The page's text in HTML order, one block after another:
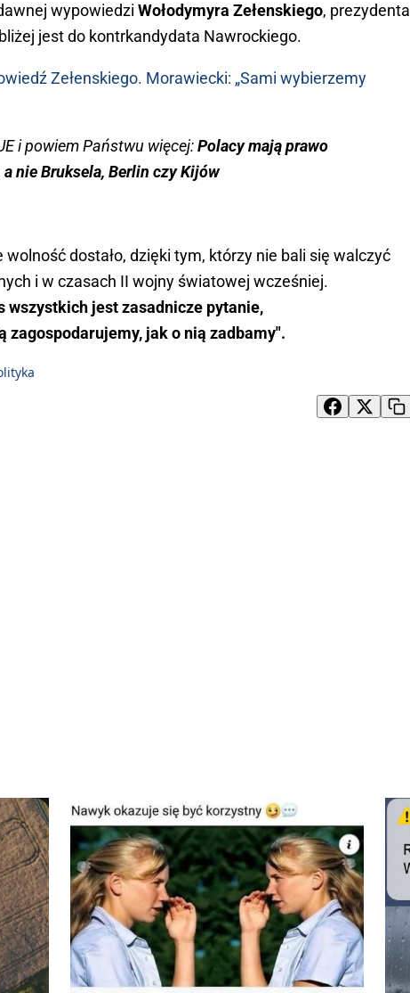
wypowiedzi Wołodymyra Zełenskiego, prezydenta
jest do kontrkandydata Nawrockiego.
Zełenskiego. Morawiecki: „Sami wybierzemy
i powiem Państwu więcej:Polacy mają prawo
nie Bruksela, Berlin czy Kijów
wolność dostało, dzięki tym, którzy nie bali się walczyć
i w czasach II wojny światowej wcześniej.
wszystkich jest zasadnicze pytanie,
zagospodarujemy, jak o nią zadbamy".